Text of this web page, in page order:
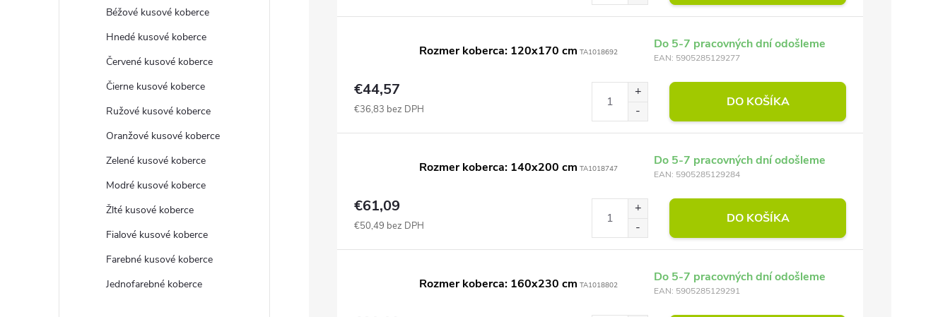
Béžové kusové koberce
Hnedé kusové koberce
Červené kusové koberce
Čierne kusové koberce
Ružové kusové koberce
Oranžové kusové koberce
Zelené kusové koberce
Modré kusové koberce
Žlté kusové koberce
Fialové kusové koberce
Farebné kusové koberce
Jednofarebné koberce
Rozmer koberca: 120x170 cm TA1018692
Do 5-7 pracovných dní odošleme
EAN: 5905285129277
€44,57
€36,83 bez DPH DO KOŠÍKA
Rozmer koberca: 140x200 cm TA1018747
Do 5-7 pracovných dní odošleme
EAN: 5905285129284
€61,09
€50,49 bez DPH DO KOŠÍKA
Rozmer koberca: 160x230 cm TA1018802
Do 5-7 pracovných dní odošleme
EAN: 5905285129291